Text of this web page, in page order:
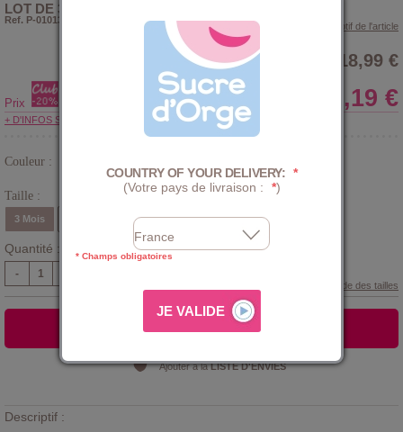
LOT DE 3 BODIES RAMZI MANCHES COURTES
Ref. P-010133
> Voir le descriptif de l'article
18,99 €
Prix 15,19 €
+ D'INFOS SUR LE CLUB
Couleur :
Taille :
3 Mois 9 Mois 12 Mois 18 Mois
Quantité :
-
Guide des tailles
AJOUTER AU PANIER
Ajouter à laLISTE D'ENVIES
Descriptif :
COUNTRY OF YOUR DELIVERY: *
(Votre pays de livraison :
*)
* Champs obligatoires